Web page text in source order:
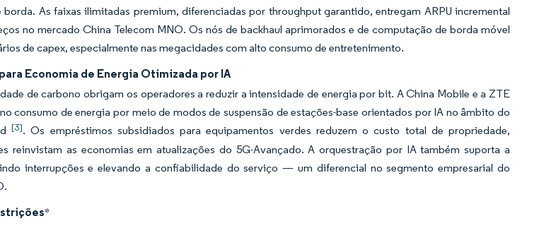
borda. As faixas ilimitadas premium, diferenciadas por throughput garantido, entregam ARPU incremental
no mercado China Telecom MNO. Os nós de backhaul aprimorados e de computação de borda móvel
de capex, especialmente nas megacidades com alto consumo de entretenimento.
Economia de Energia Otimizada por IA
de carbono obrigam os operadores a reduzir a intensidade de energia por bit. A China Mobile e a ZTE
consumo de energia por meio de modos de suspensão de estações-base orientados por IA no âmbito do
[3]. Os empréstimos subsidiados para equipamentos verdes reduzem o custo total de propriedade,
reinvistam as economias em atualizações do 5G-Avançado. A orquestração por IA também suporta a
interrupções e elevando a confiabilidade do serviço — um diferencial no segmento empresarial do
*